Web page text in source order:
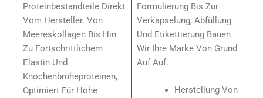
Formulierung Bis Zur
Verkapselung, Abfüllung
Und Etikettierung Bauen
Wir Ihre Marke Von Grund
Auf Auf.
Herstellung Von
Proteinbestandteile Direkt
Vom Hersteller. Von
Meereskollagen Bis Hin
Zu Fortschrittlichem
Elastin Und
Knochenbrüheproteinen,
Optimiert Für Hohe